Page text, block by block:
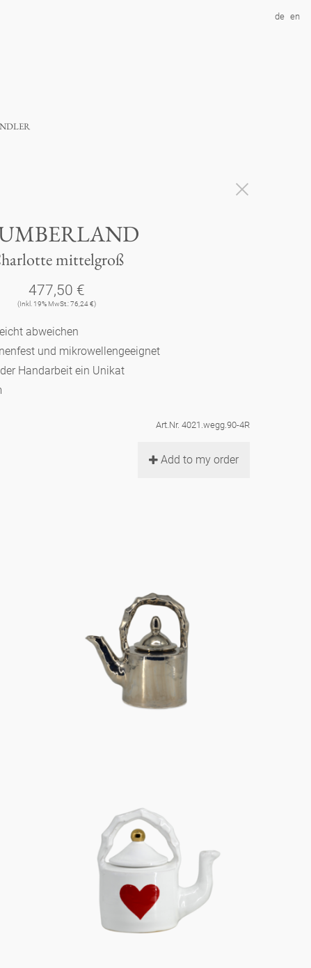
de en
mittelgroß
477,50 €
(Inkl. 19% MwSt.: 76,24 €)
abweichen
und mikrowellengeeignet
Handarbeit ein Unikat
Art.Nr. 4021.wegg.90-4R
Add to my order